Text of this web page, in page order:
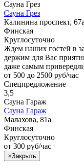
Сауна Грез
Сауна Грез
Калинина проспект,
Финская
Круглосуточно
Ждем наших гостей в
держим для Вас
даже самым
от 500 до 2500 руб/час
Спецпредложение
3,5
Сауна Гараж
Сауна Гараж
Малахова, 81а
Финская
Круглосуточно
от 300 руб/час
×Закрыть